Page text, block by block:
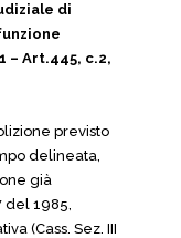
di
– Art.445, c.2,
previsto
delineata,
già
del 1985,
(Cass. Sez. III